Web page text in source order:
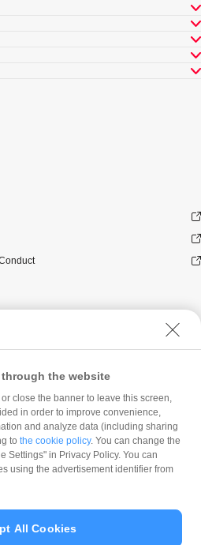
の考え方
the website
close the banner to leave this screen,
in order to improve convenience,
and analyze data (including sharing
to the cookie policy. You can change the
Settings" in Privacy Policy. You can
using the advertisement identifier from
All Cookies